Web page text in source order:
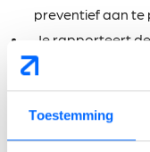
Toestemming
preventief aan te
Je rapporteert
van het
een cultuur van